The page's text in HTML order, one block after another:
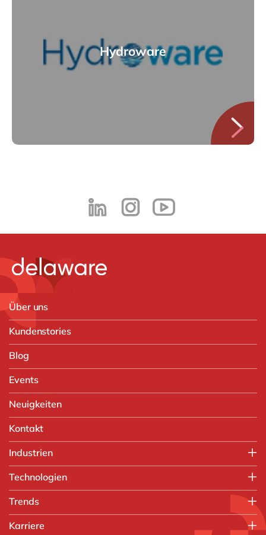
Hydroware
Über uns
Kundenstories
Blog
Events
Neuigkeiten
Kontakt
Industrien
Druck und Verpackung
Papierverarbeitung
Kunststoffverarbeitung
Metallverarbeitung
Technologien
SAP S/4HANA Migration
Trends
Karriere